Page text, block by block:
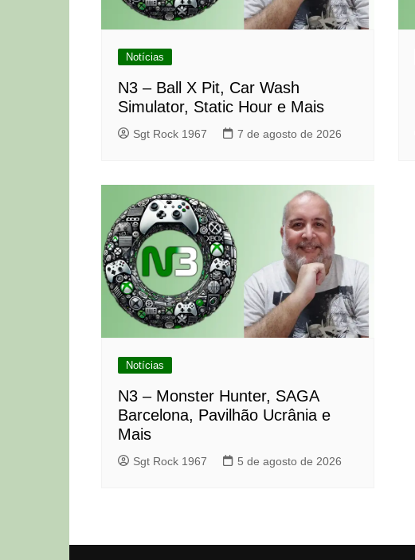
Notícias
N3 – Ball X Pit, Car Wash
Simulator, Static Hour e Mais
Sgt Rock 1967 7 de agosto de 2026
Notícias
N3 – Monster Hunter, SAGA
Barcelona, Pavilhão Ucrânia e
Mais
Sgt Rock 1967 5 de agosto de 2026